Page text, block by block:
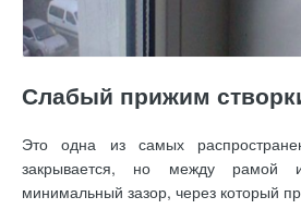
Слабый прижим
Это одна из самых
закрывается, но между рамой и
минимальный зазор, через который